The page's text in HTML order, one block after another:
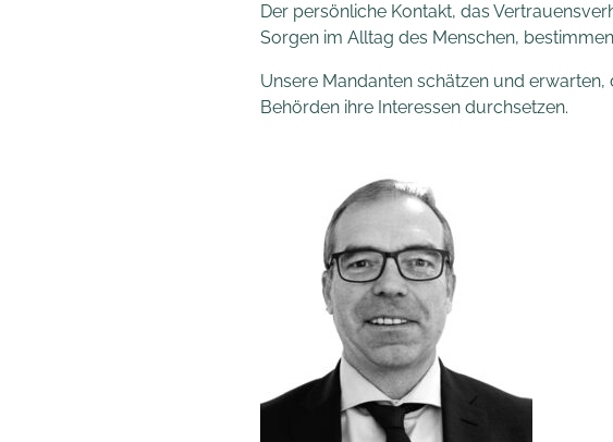
Der persönliche Kontakt, das
Sorgen im Alltag des Menschen,
Unsere Mandanten schätzen und
Behörden ihre Interessen durchsetzen.